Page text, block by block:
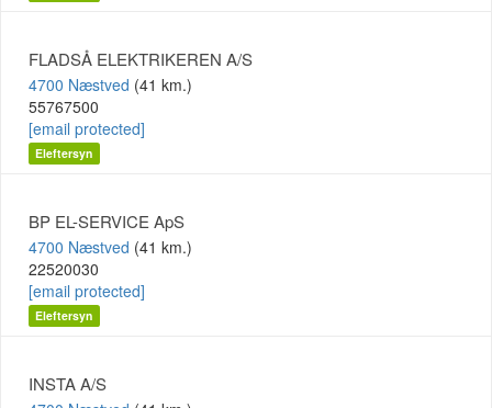
FLADSÅ ELEKTRIKEREN A/S
4700 Næstved (41 km.)
55767500
[email protected]
Eleftersyn
BP EL-SERVICE ApS
4700 Næstved (41 km.)
22520030
[email protected]
Eleftersyn
INSTA A/S